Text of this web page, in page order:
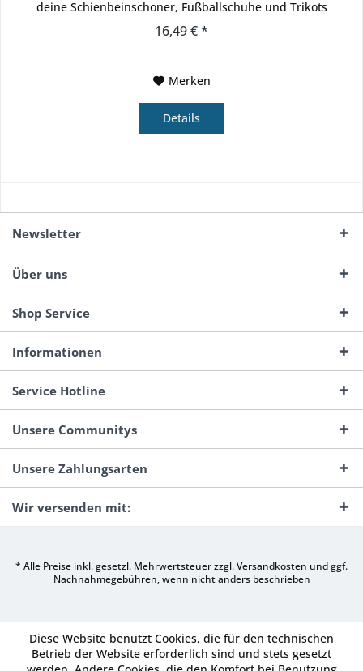
deine Schienbeinschoner, Fußballschuhe und Trikots
16,49 € *
Merken
Details
Newsletter
Über uns
Shop Service
Informationen
Service Hotline
Unsere Communitys
Unsere Zahlungsarten
Wir versenden mit:
* Alle Preise inkl. gesetzl. Mehrwertsteuer zzgl.Versandkosten und ggf.
Nachnahmegebühren, wenn nicht anders beschrieben
Diese Website benutzt Cookies, die für den technischen
Betrieb der Website erforderlich sind und stets gesetzt